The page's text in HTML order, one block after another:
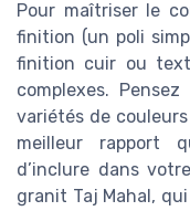
Pour maîtriser le
finition (un poli
finition cuir ou
complexes.
variétés de
meilleur rapport
d’inclure dans
granit Taj Mahal,